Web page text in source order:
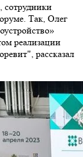
сотрудники
Так, Олег
реализации
рассказал